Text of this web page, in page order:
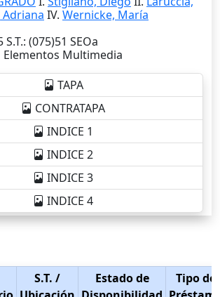
Adriana IV. Wernicke, María
S.T.: (075)51 SEOa
Elementos Multimedia
TAPA
CONTRATAPA
INDICE 1
INDICE 2
INDICE 3
INDICE 4
S.T. /
Estado de
Tipo de